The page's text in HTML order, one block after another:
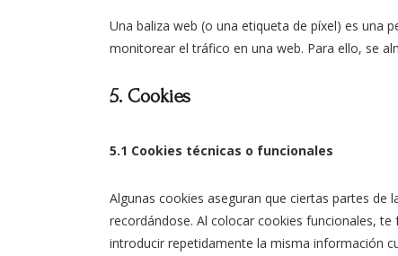
Una baliza web (o una etiqueta de píxel) es una
monitorear el tráfico en una web. Para ello, se
5. Cookies
5.1 Cookies técnicas o funcionales
Algunas cookies aseguran que ciertas partes
recordándose. Al colocar cookies funcionales,
introducir repetidamente la misma información